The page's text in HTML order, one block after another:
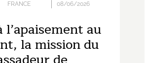
FRANCE 08/06/2026
au
la mission du